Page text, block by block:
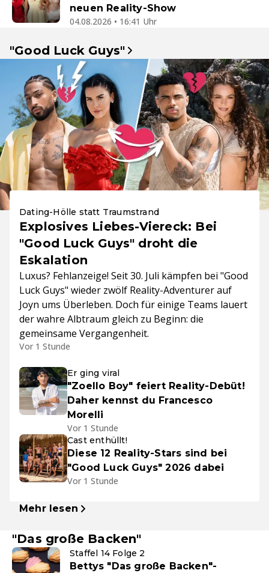
neuen Reality-Show
04.08.2026 • 16:41 Uhr
"Good Luck Guys"
Dating-Hölle statt Traumstrand
Explosives Liebes-Viereck: Bei
"Good Luck Guys" droht die
Eskalation
Luxus? Fehlanzeige! Seit 30. Juli kämpfen bei "Good
Luck Guys" wieder zwölf Reality-Adventurer auf
Joyn ums Überleben. Doch für einige Teams lauert
der wahre Albtraum gleich zu Beginn: die
gemeinsame Vergangenheit.
Vor 1 Stunde
Er ging viral
"Zoello Boy" feiert Reality-Debüt!
Daher kennst du Francesco
Morelli
Vor 1 Stunde
Cast enthüllt!
Diese 12 Reality-Stars sind bei
"Good Luck Guys" 2026 dabei
Vor 1 Stunde
Mehr lesen
"Das große Backen"
Staffel 14 Folge 2
Bettys "Das große Backen"-